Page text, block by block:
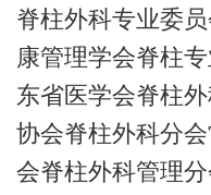
脊柱外科专业委
康管理学会脊柱
东省医学会脊柱
协会脊柱外科分
会脊柱外科管理